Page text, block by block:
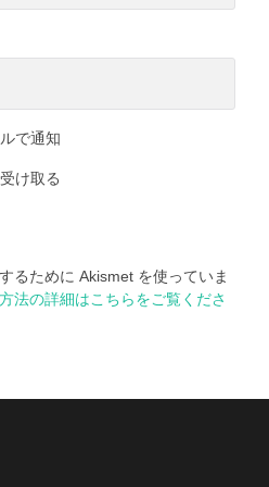
で通知
け取る
るために Akismet を使っていま
法の詳細はこちらをご覧くださ